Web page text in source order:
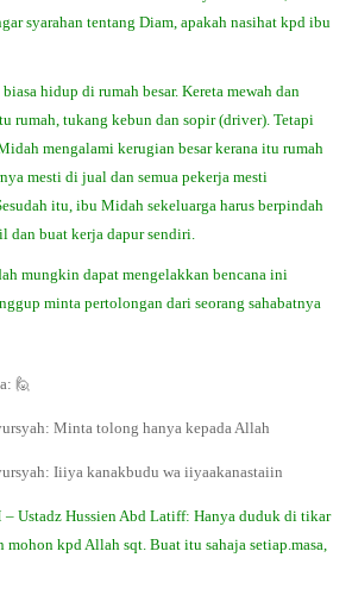
syarahan tentang Diam, apakah nasihat kpd ibu
hidup di rumah besar. Kereta mewah dan
rumah, tukang kebun dan sopir (driver). Tetapi
mengalami kerugian besar kerana itu rumah
mesti di jual dan semua pekerja mesti
itu, ibu Midah sekeluarga harus berpindah
dan buat kerja dapur sendiri.
mungkin dapat mengelakkan bencana ini
minta pertolongan dari seorang sahabatnya
🙋
Minta tolong hanya kepada Allah
Iiiya kanakbudu wa iiyaakanastaiin
Ustadz Hussien Abd Latiff: Hanya duduk di tikar
mohon kpd Allah sqt. Buat itu sahaja setiap.masa,